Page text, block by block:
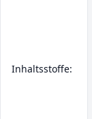
Inhaltsstoffe: